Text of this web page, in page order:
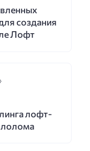
создания
Лофт
лофт-